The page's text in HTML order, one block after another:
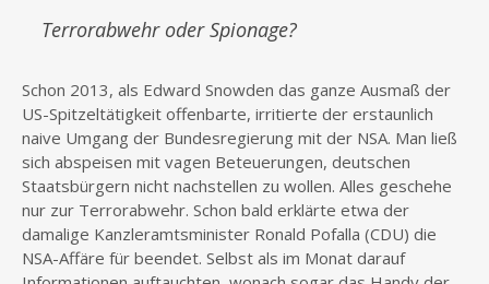
Terrorabwehr oder Spionage?
Schon 2013, als Edward Snowden das ganze Ausmaß der
US-Spitzeltätigkeit offenbarte, irritierte der erstaunlich
naive Umgang der Bundesregierung mit der NSA. Man ließ
sich abspeisen mit vagen Beteuerungen, deutschen
Staatsbürgern nicht nachstellen zu wollen. Alles geschehe
nur zur Terrorabwehr. Schon bald erklärte etwa der
damalige Kanzleramtsminister Ronald Pofalla (CDU) die
NSA-Affäre für beendet. Selbst als im Monat darauf